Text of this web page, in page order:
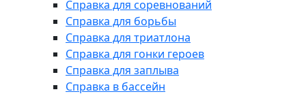
Справка для соревнований
Справка для борьбы
Справка для триатлона
Справка для гонки героев
Справка для заплыва
Справка в бассейн